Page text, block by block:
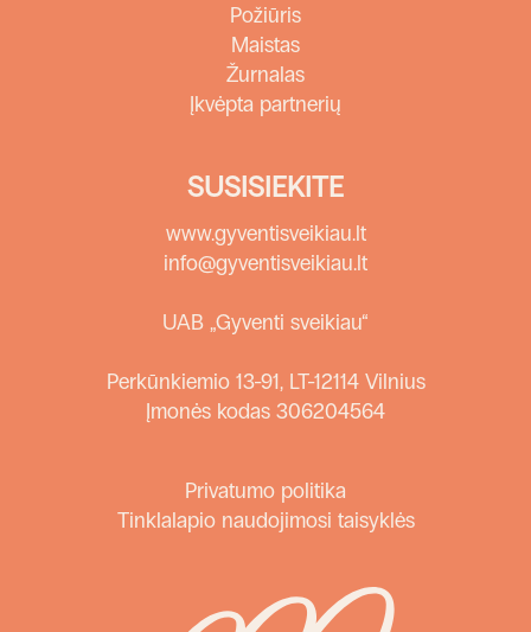
Požiūris
Maistas
Žurnalas
Įkvėpta partnerių
SUSISIEKITE
www.gyventisveikiau.lt
info@gyventisveikiau.lt
UAB „Gyventi sveikiau“
Perkūnkiemio 13-91, LT-12114 Vilnius
Įmonės kodas 306204564
Privatumo politika
Tinklalapio naudojimosi taisyklės